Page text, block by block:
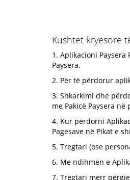
Kushtet kryesore
1. Aplikacioni
Paysera.
2. Për të përdorur
3. Shkarkimi dhe
me Pakicë Paysera
4. Kur përdorni
Pagesave në Pikat e
5. Tregtari (ose
6. Me ndihmën e
7. Tregtari merr